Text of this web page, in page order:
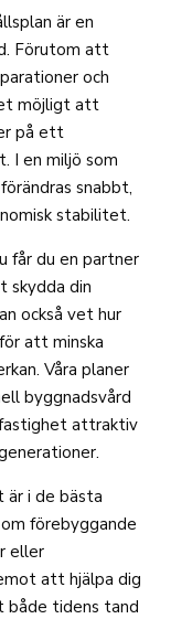
är en
Förutom att
och
möjligt att
på ett
I en miljö som
snabbt,
stabilitet.
får du en partner
skydda din
också vet hur
att minska
Våra planer
byggnadsvård
attraktiv
är i de bästa
förebyggande
eller
att hjälpa dig
både tidens tand